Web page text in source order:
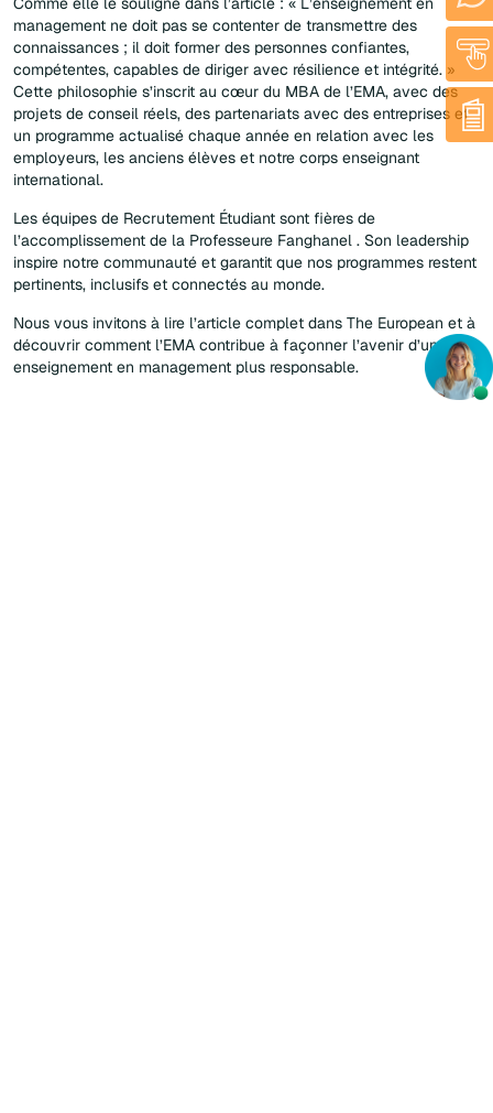
management ne doit pas se contenter de transmettre des
connaissances ; il doit former des personnes confiantes,
compétentes, capables de diriger avec résilience et intégrité. »
Cette philosophie s’inscrit au cœur du MBA de l’EMA, avec des
projets de conseil réels, des partenariats avec des entreprises et
un programme actualisé chaque année en relation avec les
employeurs, les anciens élèves et notre corps enseignant
international.
Les équipes de Recrutement Étudiant sont fières de
l’accomplissement de la Professeure Fanghanel . Son leadership
inspire notre communauté et garantit que nos programmes restent
pertinents, inclusifs et connectés au monde.
Nous vous invitons à lire l’article complet dans The European et à
découvrir comment l’EMA contribue à façonner l’avenir d’un
enseignement en management plus responsable.